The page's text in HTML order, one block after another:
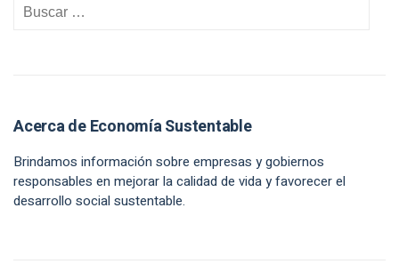
Acerca de Economía Sustentable
Brindamos información sobre empresas y gobiernos
responsables en mejorar la calidad de vida y favorecer el
desarrollo social sustentable.